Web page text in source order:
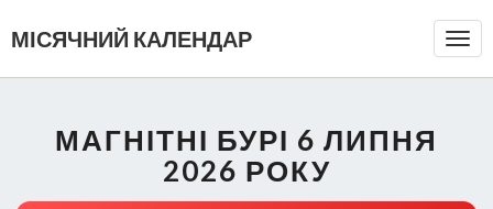
МІСЯЧНИЙ КАЛЕНДАР
МАГНІТНІ БУРІ 6 ЛИПНЯ
2026 РОКУ